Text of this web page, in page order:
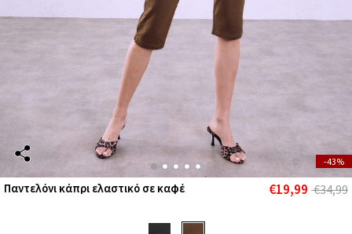
-43%
Παντελόνι κάπρι ελαστικό σε καφέ €19,99 €34,99